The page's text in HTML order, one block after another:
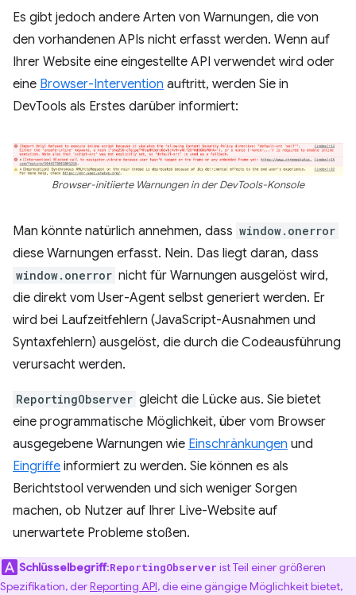
Es gibt jedoch andere Arten von Warnungen, die von
den vorhandenen APIs nicht erfasst werden. Wenn auf
Ihrer Website eine eingestellte API verwendet wird oder
eine Browser-Intervention auftritt, werden Sie in
DevTools als Erstes darüber informiert:
Browser-initiierte Warnungen in der DevTools-Konsole
Man könnte natürlich annehmen, dass window.onerror
diese Warnungen erfasst. Nein. Das liegt daran, dass
window.onerror nicht für Warnungen ausgelöst wird,
die direkt vom User-Agent selbst generiert werden. Er
wird bei Laufzeitfehlern (JavaScript-Ausnahmen und
Syntaxfehlern) ausgelöst, die durch die Codeausführung
verursacht werden.
ReportingObserver gleicht die Lücke aus. Sie bietet
eine programmatische Möglichkeit, über vom Browser
ausgegebene Warnungen wie Einschränkungen und
Eingriffe informiert zu werden. Sie können es als
Berichtstool verwenden und sich weniger Sorgen
machen, ob Nutzer auf Ihrer Live-Website auf
unerwartete Probleme stoßen.
Schlüsselbegriff:ReportingObserver ist Teil einer größeren
Spezifikation, derReporting API, die eine gängige Möglichkeit bietet,